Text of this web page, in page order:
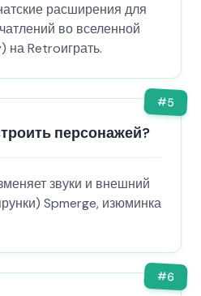
расширения для
во вселенной
на Retroиграть.
#5
персонажей?
звуки и внешний
Spmerge, изюминка
#6